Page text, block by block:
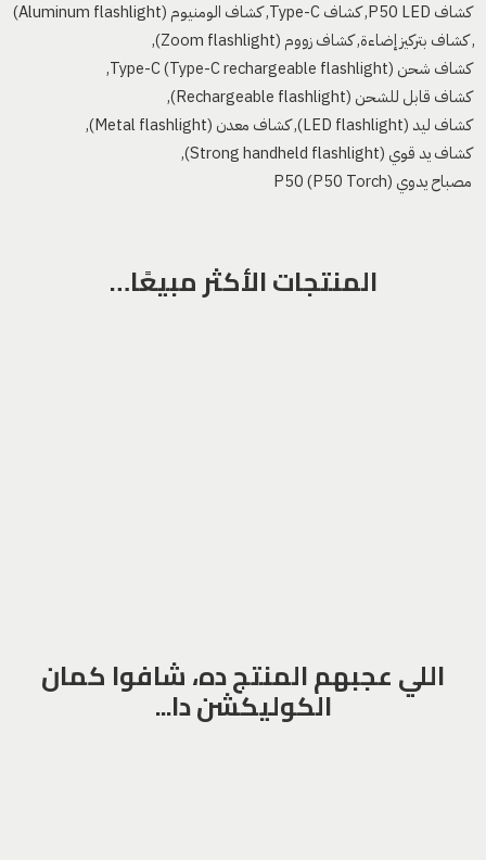
كشاف P50 LED
,كشاف Type-C ,كشاف الومنيوم (Aluminum flashlight)
,كشاف بتركيز إضاءة,كشاف زووم (Zoom flashlight)
,
كشاف شحن Type-C (Type-C rechargeable flashlight)
,
كشاف قابل للشحن (Rechargeable flashlight)
,
كشاف ليد (LED flashlight)
,كشاف معدن (Metal flashlight)
,
كشاف يد قوي (Strong handheld flashlight)
,
مصباح يدوي P50 (P50 Torch)
المنتجات الأكثر مبيعًا…
اللي عجبهم المنتج ده، شافوا كمان
الكوليكشن دا...